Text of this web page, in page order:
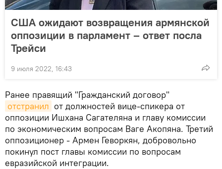
США ожидают возвращения армянской
оппозиции в парламент – ответ посла
Трейси
9 июля 2022, 16:43
Ранее правящий "Гражданский договор"
отстранил от должностей вице-спикера от
оппозиции Ишхана Сагателяна и главу комиссии
по экономическим вопросам Ваге Акопяна. Третий
оппозиционер - Армен Геворкян, добровольно
покинул пост главы комиссии по вопросам
евразийской интеграции.